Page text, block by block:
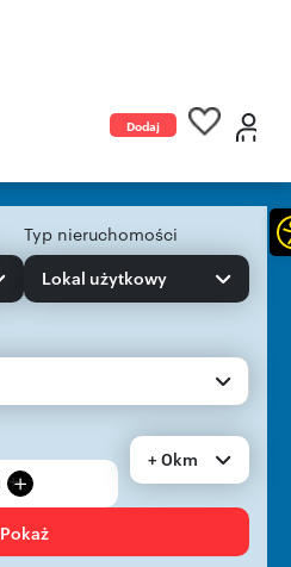
Dodaj
Typ nieruchomości
Lokal użytkowy
+
+ 0km
Pokaż